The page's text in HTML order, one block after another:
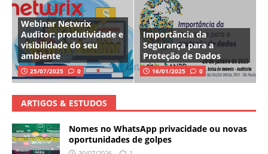
Webinar Netwrix
Auditor: produtividade e
visibilidade do seu
ambiente
25/07/2025 0
Importância da
Segurança para a
Proteção de Dados
16/01/2025 0
ARTIGOS & ESTUDOS
Nomes no WhatsApp privacidade ou novas
oportunidades de golpes